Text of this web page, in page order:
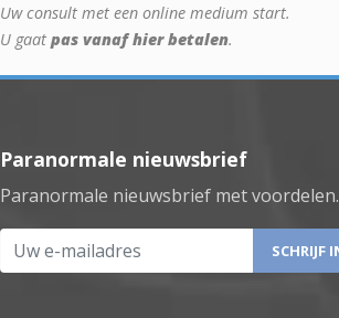
Uw consult met een online medium start.
U gaat pas vanaf hier betalen.
Paranormale nieuwsbrief
Paranormale nieuwsbrief met voordelen.
Uw e-mailadres